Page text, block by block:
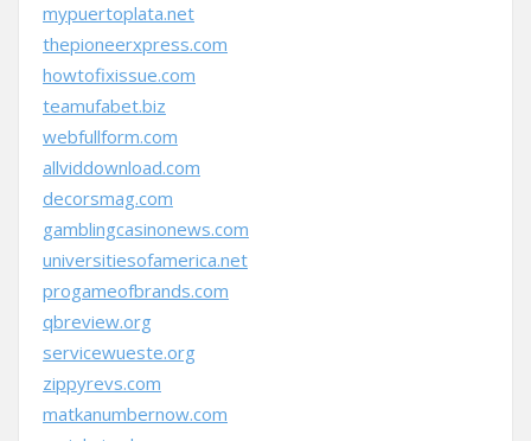
mypuertoplata.net
thepioneerxpress.com
howtofixissue.com
teamufabet.biz
webfullform.com
allviddownload.com
decorsmag.com
gamblingcasinonews.com
universitiesofamerica.net
progameofbrands.com
qbreview.org
servicewueste.org
zippyrevs.com
matkanumbernow.com